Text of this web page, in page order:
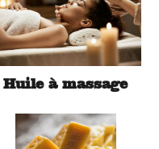
Huile à massage